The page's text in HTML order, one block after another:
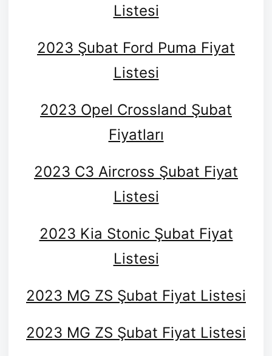
Listesi
2023 Şubat Ford Puma Fiyat
Listesi
2023 Opel Crossland Şubat
Fiyatları
2023 C3 Aircross Şubat Fiyat
Listesi
2023 Kia Stonic Şubat Fiyat
Listesi
2023 MG ZS Şubat Fiyat Listesi
2023 MG ZS Şubat Fiyat Listesi